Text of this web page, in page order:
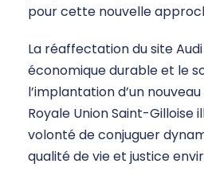
pour cette nouvelle
La réaffectation du site
économique durable et le
l’implantation d’un
Royale Union Saint-
volonté de conjuguer
qualité de vie et justice